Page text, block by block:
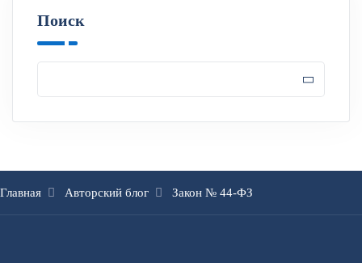
Поиск
Главная Авторский блог Закон № 44-ФЗ